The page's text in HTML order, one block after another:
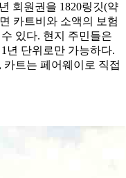
회원권을 1820링깃(약
카트비와 소액의 보험
있다. 현지 주민들은
년 단위로만 가능하다.
트는 페어웨이로 직접